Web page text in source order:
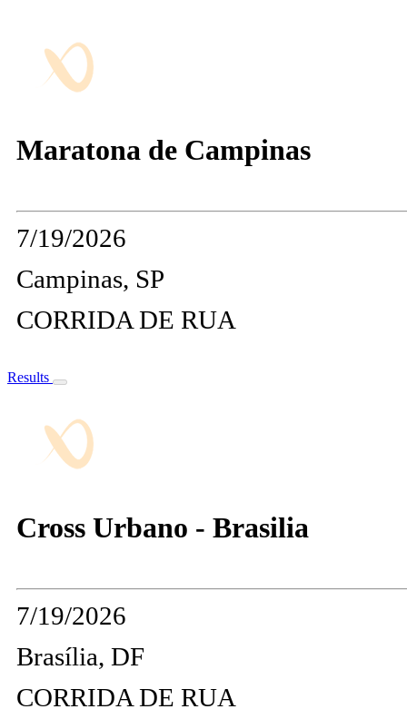
Maratona de Campinas
7/19/2026
Campinas, SP
CORRIDA DE RUA
Results
Cross Urbano - Brasilia
7/19/2026
Brasília, DF
CORRIDA DE RUA